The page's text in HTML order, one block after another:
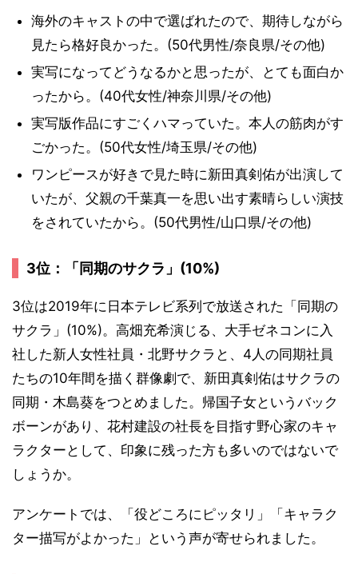
海外のキャストの中で選ばれたので、期待しながら
見たら格好良かった。(50代男性/奈良県/その他)
実写になってどうなるかと思ったが、とても面白か
ったから。(40代女性/神奈川県/その他)
実写版作品にすごくハマっていた。本人の筋肉がす
ごかった。(50代女性/埼玉県/その他)
ワンピースが好きで見た時に新田真剣佑が出演して
いたが、父親の千葉真一を思い出す素晴らしい演技
をされていたから。(50代男性/山口県/その他)
3位：「同期のサクラ」(10%)
3位は2019年に日本テレビ系列で放送された「同期の
サクラ」(10%)。高畑充希演じる、大手ゼネコンに入
社した新人女性社員・北野サクラと、4人の同期社員
たちの10年間を描く群像劇で、新田真剣佑はサクラの
同期・木島葵をつとめました。帰国子女というバック
ボーンがあり、花村建設の社長を目指す野心家のキャ
ラクターとして、印象に残った方も多いのではないで
しょうか。
アンケートでは、「役どころにピッタリ」「キャラク
ター描写がよかった」という声が寄せられました。